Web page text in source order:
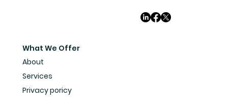
What We Offer
About
Services
Privacy poricy